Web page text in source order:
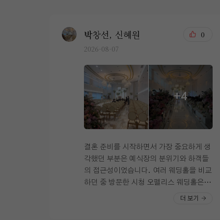
박창선, 신혜원
2026-08-07
0
+4
결혼 준비를 시작하면서 가장 중요하게 생
각했던 부분은 예식장의 분위기와 하객들
의 접근성이었습니다. 여러 웨딩홀을 비교
하던 중 방문한 시청 오펠리스 웨딩홀은 첫
인상부터 기대 이상이었습니다. 엘리베이
더 보기